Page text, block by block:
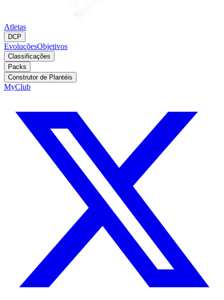
Atletas
DCP
EvoluçõesObjetivos
Classificações
Packs
Construtor de Plantéis
MyClub